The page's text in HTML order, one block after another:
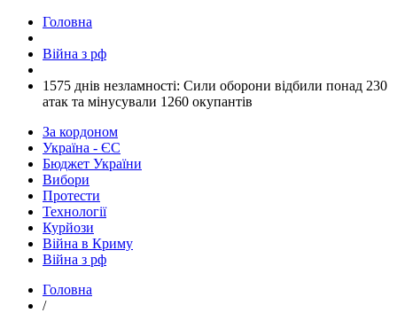
Головна
Війна з рф
​1575 днів незламності: Сили оборони відбили понад 230
атак та мінусували 1260 окупантів
За кордоном
Україна - ЄС
Бюджет України
Вибори
Протести
Технології
Курйози
Війна в Криму
Війна з рф
Головна
/